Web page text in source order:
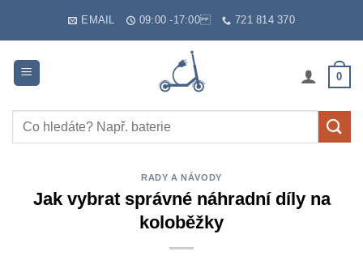
EMAIL 09:00 -17:00 721 814 370
0
Hledat:
RADY A NÁVODY
Jak vybrat správné náhradní díly na
koloběžky